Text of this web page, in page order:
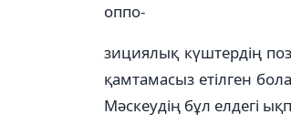
оппо­-
зициялық күш­тердің
қамтамасыз етілген
Мәскеудің бұл елдегі